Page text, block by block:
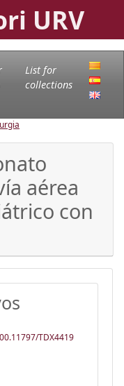
URV
List for
collections
aérea
con
TDX4419